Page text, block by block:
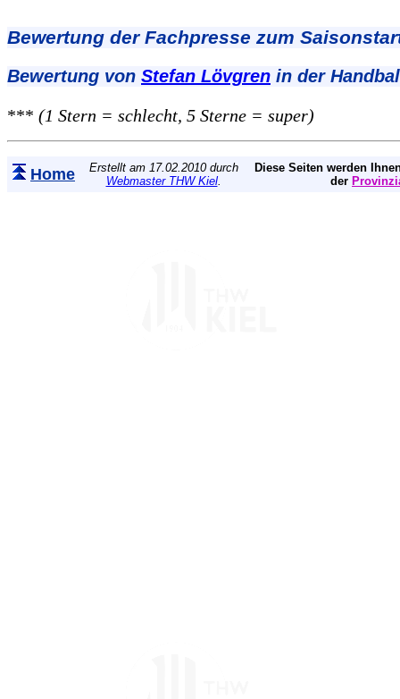
Bewertung der Fachpresse zum
Bewertung von Stefan Lövgren in der
*** (1 Stern = schlecht, 5 Sterne = super)
Home
Erstellt am 17.02.2010 durch
Webmaster THW Kiel.
Diese Seiten werden
der